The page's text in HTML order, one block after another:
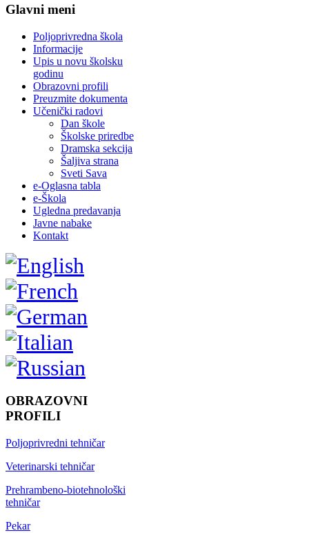
Glavni meni
Poljoprivredna škola
Informacije
Upis u novu školsku
godinu
Obrazovni profili
Preuzmite dokumenta
Učenički radovi
Dan škole
Školske priredbe
Dramska sekcija
Šaljiva strana
Sveti Sava
e-Oglasna tabla
e-Škola
Ugledna predavanja
Javne nabake
Kontakt
OBRAZOVNI
PROFILI
Poljoprivredni tehničar
Veterinarski tehničar
Prehrambeno-biotehnološki
tehničar
Pekar